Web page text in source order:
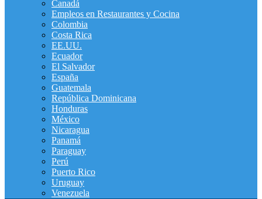
Canadá
Empleos en Restaurantes y Cocina
Colombia
Costa Rica
EE.UU.
Ecuador
El Salvador
España
Guatemala
República Dominicana
Honduras
México
Nicaragua
Panamá
Paraguay
Perú
Puerto Rico
Uruguay
Venezuela